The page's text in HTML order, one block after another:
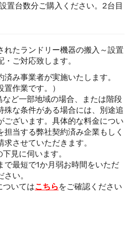
置台数分ご購入ください。2台目
れたランドリー機器の搬入～設置
・ご対応致します。
み事業者が実施いたします。
作業です。）
ど一部地域の場合、または階段
殊な条件がある場合には、別途追
ございます。具体的な料金につい
担当する弊社契約済み企業もしく
させていただきます。
見に伺います。
最短で1か月弱お時間をいただ
さい。
ついてはこちら をご確認ください